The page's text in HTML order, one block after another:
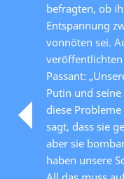
befragten, ob
Entspannung
vonnöten sei.
Passant:
Putin und
diese
sagt, dass sie
aber sie
haben unsere